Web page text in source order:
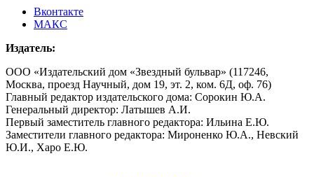
Вконтакте
МАКС
Издатель:
ООО «Издательский дом «Звездный бульвар» (117246,
Москва, проезд Научный, дом 19, эт. 2, ком. 6Д, оф. 76)
Главный редактор издательского дома: Сорокин Ю.А.
Генеральный директор: Латышев А.И.
Первый заместитель главного редактора: Ильина Е.Ю.
Заместители главного редактора: Мироненко Ю.А., Невский
Ю.И., Харо Е.Ю.